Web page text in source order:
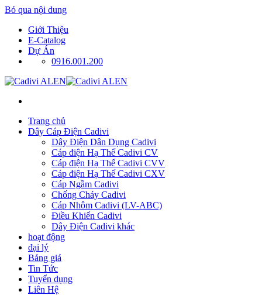
Bỏ qua nội dung
Giới Thiệu
E-Catalog
Dự Án
0916.001.200
Trang chủ
Dây Cáp Điện Cadivi
Dây Điện Dân Dụng Cadivi
Cáp điện Hạ Thế Cadivi CV
Cáp điện Hạ Thế Cadivi CVV
Cáp điện Hạ Thế Cadivi CXV
Cáp Ngầm Cadivi
Chống Cháy Cadivi
Cáp Nhôm Cadivi (LV-ABC)
Điều Khiển Cadivi
Dây Điện Cadivi khác
hoạt động
đại lý
Bảng giá
Tin Tức
Tuyển dụng
Liên Hệ